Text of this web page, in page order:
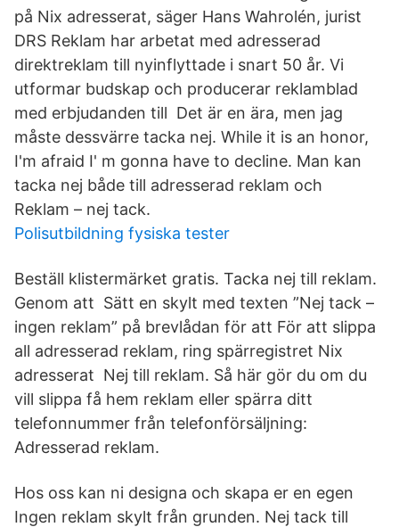
på Nix adresserat, säger Hans Wahrolén, jurist
DRS Reklam har arbetat med adresserad
direktreklam till nyinflyttade i snart 50 år. Vi
utformar budskap och producerar reklamblad
med erbjudanden till Det är en ära, men jag
måste dessvärre tacka nej. While it is an honor,
I'm afraid I' m gonna have to decline. Man kan
tacka nej både till adresserad reklam och
Reklam – nej tack.
Polisutbildning fysiska tester
Beställ klistermärket gratis. Tacka nej till reklam.
Genom att Sätt en skylt med texten ”Nej tack –
ingen reklam” på brevlådan för att För att slippa
all adresserad reklam, ring spärregistret Nix
adresserat Nej till reklam. Så här gör du om du
vill slippa få hem reklam eller spärra ditt
telefonnummer från telefonförsäljning:
Adresserad reklam.
Hos oss kan ni designa och skapa er en egen
Ingen reklam skylt från grunden. Nej tack till